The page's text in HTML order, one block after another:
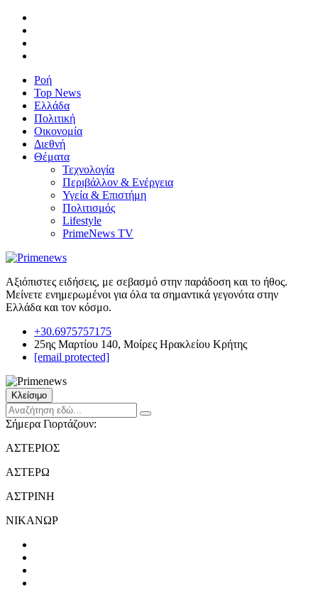
Ροή
Top News
Ελλάδα
Πολιτική
Οικονομία
Διεθνή
Θέματα
Τεχνολογία
Περιβάλλον & Ενέργεια
Υγεία & Επιστήμη
Πολιτισμός
Lifestyle
PrimeNews TV
Αξιόπιστες ειδήσεις, με σεβασμό στην παράδοση και το ήθος.
Μείνετε ενημερωμένοι για όλα τα σημαντικά γεγονότα στην
Ελλάδα και τον κόσμο.
+30.6975757175
25ης Μαρτίου 140, Μοίρες Ηρακλείου Κρήτης
[email protected]
Κλείσιμο
Σήμερα Γιορτάζουν:
ΑΣΤΕΡΙΟΣ
ΑΣΤΕΡΩ
ΑΣΤΡΙΝΗ
ΝΙΚΑΝΩΡ